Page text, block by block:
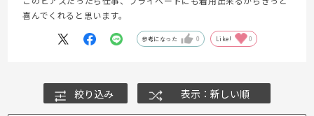
喜んでくれると思います。
参考になった 0 Like! 0
絞り込み 表示：新しい順